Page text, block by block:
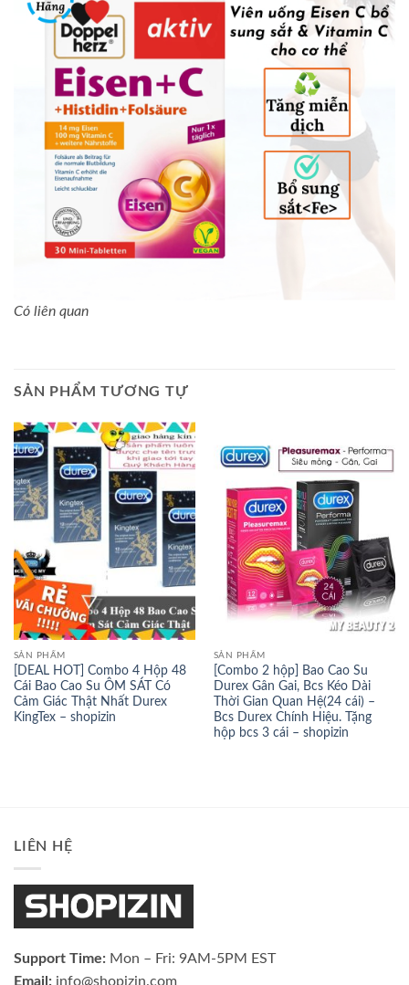
Có liên quan
SẢN PHẨM TƯƠNG TỰ
SẢN PHẨM
[DEAL HOT] Combo 4 Hộp 48
Cái Bao Cao Su ÔM SÁT Có
Cảm Giác Thật Nhất Durex
KingTex – shopizin
SẢN PHẨM
[Combo 2 hộp] Bao Cao Su
Durex Gân Gai, Bcs Kéo Dài
Thời Gian Quan Hệ(24 cái) –
Bcs Durex Chính Hiệu. Tặng
hộp bcs 3 cái – shopizin
LIÊN HỆ
Support Time: Mon – Fri: 9AM-5PM EST
Email: info@shopizin.com